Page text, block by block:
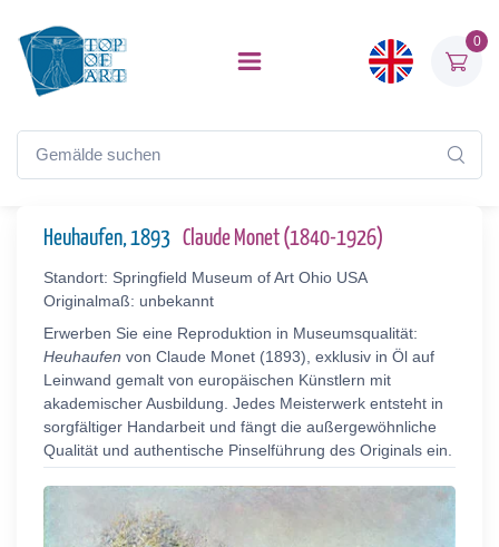
0
Heuhaufen, 1893 Claude Monet (1840-1926)
Standort: Springfield Museum of Art Ohio USA
Originalmaß: unbekannt
Erwerben Sie eine Reproduktion in Museumsqualität:
Heuhaufen von Claude Monet (1893), exklusiv in Öl auf
Leinwand gemalt von europäischen Künstlern mit
akademischer Ausbildung. Jedes Meisterwerk entsteht in
sorgfältiger Handarbeit und fängt die außergewöhnliche
Qualität und authentische Pinselführung des Originals ein.